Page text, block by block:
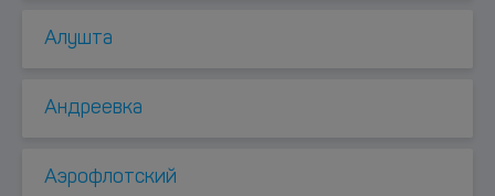
Алушта
Андреевка
Аэрофлотский